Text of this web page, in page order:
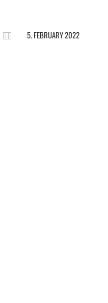
 5. FEBRUARY 2022